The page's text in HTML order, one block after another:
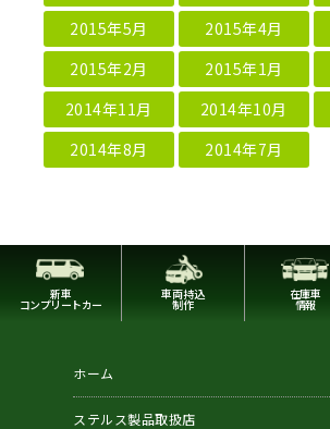
2015年5月
2015年4月
2015年2月
2015年1月
2014年11月
2014年10月
2014年8月
2014年7月
新車
コンプリートカー
車両持込
制作
在庫車
情報
ホーム
ステルス製品取扱店